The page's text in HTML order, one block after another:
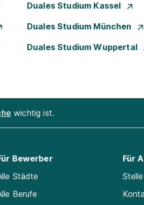
Duales Studium Kassel
Duales Studium München
Duales Studium Wuppertal
wichtig ist.
Bewerber
Städte
Berufe
Für